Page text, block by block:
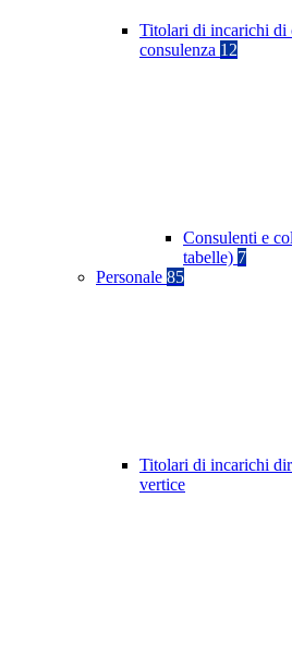
Titolari di incarichi di
consulenza 12
Consulenti e
tabelle) 7
Personale 85
Titolari di incarichi
vertice